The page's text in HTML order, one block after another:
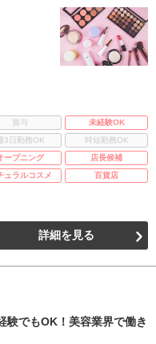
賞与
未経験OK
3日勤務OK
時短勤務OK
ープニング
店長候補
ュラルコスメ 百貨店
詳細を見る
験でもOK！美容業界で働き